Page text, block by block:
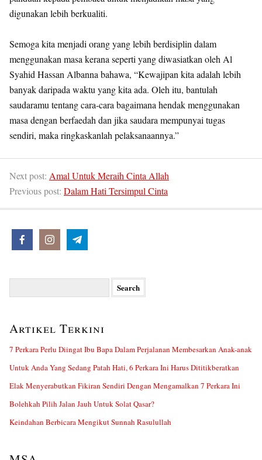
digunakan lebih berkualiti.
Semoga kita menjadi orang yang lebih berdisiplin dalam
menggunakan masa kerana seperti yang diwasiatkan oleh Al
Syahid Hassan Albanna bahawa, “Kewajipan kita adalah lebih
banyak daripada waktu yang kita ada. Oleh itu, bantulah
saudaramu tentang cara-cara bagaimana hendak menggunakan
masa dengan berfaedah dan jika saudara mempunyai tugas
sendiri, maka ringkaskanlah pelaksanaannya.”
Next post: Amal Untuk Meraih Cinta Allah
Previous post: Dalam Hati Tersimpul Cinta
Artikel Terkini
7 Perkara Perlu Diingat Ibu Bapa Dalam Perjalanan Membesarkan Anak-anak
Untuk Anda Yang Sedang Patah Hati, 6 Perkara Ini Harus Dititikberatkan
Elak Menyerabutkan Fikiran Sendiri Dengan Mengamalkan 7 Perkara Ini
Bolehkah Pilih Jalan Jauh Untuk Solat Qasar?
Keindahan Berbicara Mengikut Sunnah Rasulullah